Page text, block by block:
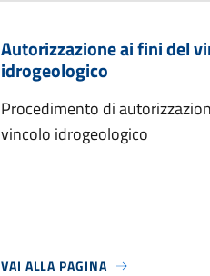
Autorizzazione ai fini del
idrogeologico
Procedimento di
vincolo idrogeologico
VAI ALLA PAGINA